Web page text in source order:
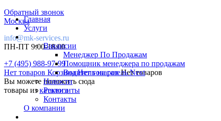
Обратный звонок
Москва
info@mk-services.ru
ПН-ПТ 9:00-18:00
+7 (495) 988-97-99
Нет товаров КорзинаНет товаровНет товаров
Вы можете положить сюда
товары изкаталога
Главная
Услуги
Вакансии
Менеджер По Продажам
Помощник менеджера по продажам
Водитель на газель Next
Новости
Реквизиты
Контакты
О компании